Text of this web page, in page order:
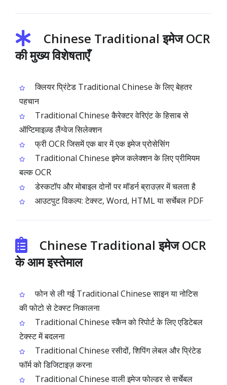
Chinese Traditional इमेज OCR
की मुख्य विशेषताएँ
क्लियर प्रिंटेड Traditional Chinese के लिए बेहतर
पहचान
Traditional Chinese कैरेक्टर वेरिएंट के हिसाब से
ऑप्टिमाइज़्ड लैंग्वेज सिलेक्शन
फ्री OCR जिसमें एक बार में एक इमेज प्रोसेसिंग
Traditional Chinese इमेज कलेक्शन के लिए प्रीमियम
बल्क OCR
डेस्कटॉप और मोबाइल दोनों पर मॉडर्न ब्राउज़र में चलता है
आउटपुट विकल्प: टेक्स्ट, Word, HTML या सर्चेबल PDF
Chinese Traditional इमेज OCR
के आम इस्तेमाल
फोन से ली गई Traditional Chinese साइन या नोटिस
की फोटो से टेक्स्ट निकालना
Traditional Chinese स्कैन को रिपोर्ट के लिए एडिटेबल
टेक्स्ट में बदलना
Traditional Chinese रसीदों, शिपिंग लेबल और प्रिंटेड
फॉर्म को डिजिटाइज़ करना
Traditional Chinese वाली इमेज फोल्डर से सर्चेबल